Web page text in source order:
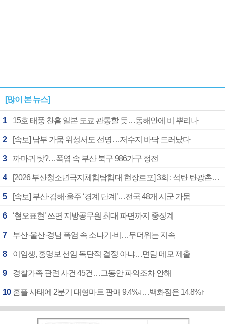
[많이 본 뉴스]
1 15호 태풍 찬홈 일본 도쿄 관통할 듯…동해안에 비 뿌리나
2 [속보] 남부 가뭄 위성서도 선명…저수지 바닥 드러났다
3 까마귀 탓?…폭염 속 부산 북구 986가구 정전
4 [2026 부산청소년극지체험탐험대 현장르포] 3회 : 석탄 탄광촌에서 북극 연구의 중심지로
5 [속보] 부산·김해·울주 ‘경계 단계’…전국 48개 시군 가뭄
6 ‘혐오표현’ 쓰면 지방공무원 최대 파면까지 중징계
7 부산·울산·경남 폭염 속 소나기·비…무더위는 지속
8 이임생, 홍명보 선임 독단적 결정 아냐…면담 메모 제출
9 경찰가족 관련 사건 45건…그동안 파악조차 안해
10 홈플 사태에 2분기 대형마트 판매 9.4%↓…백화점은 14.8%↑